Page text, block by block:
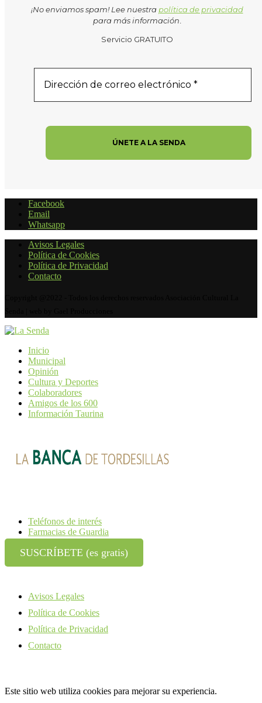
¡No enviamos spam! Lee nuestra política de privacidad
para más información
Servicio GRATUITO
Facebook
Email
Whatsapp
Avisos Legales
Política de Cookies
Política de Privacidad
Contacto
Inicio
Municipal
Opinión
Cultura y Deportes
Colaboradores
Amigos de los 600
Información Taurina
Teléfonos de interés
Farmacias de Guardia
SUSCRÍBETE (es gratis)
Avisos Legales
Política de Cookies
Política de Privacidad
Contacto
Este sitio web utiliza cookies para mejorar su experiencia.